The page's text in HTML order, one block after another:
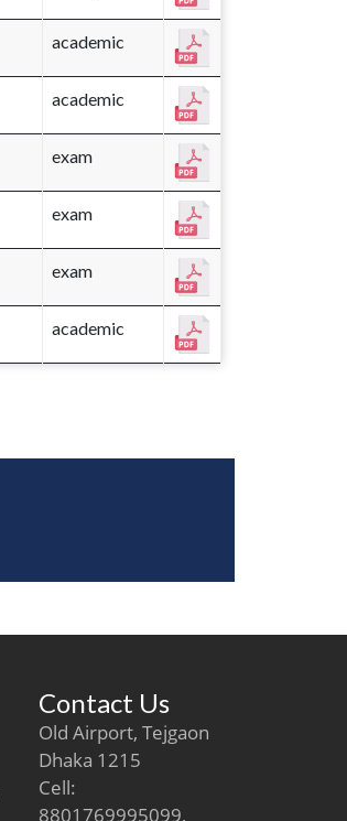
academic
academic
exam
exam
exam
academic
Contact Us
Old Airport, Tejgaon
Dhaka 1215
Cell:
8801769995099,